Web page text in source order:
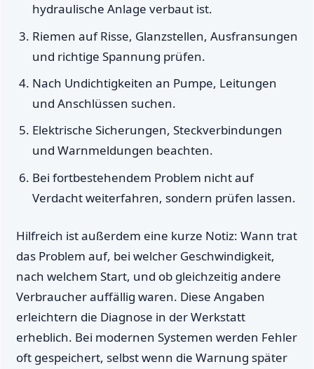
hydraulische Anlage verbaut ist.
Riemen auf Risse, Glanzstellen, Ausfransungen
und richtige Spannung prüfen.
Nach Undichtigkeiten an Pumpe, Leitungen
und Anschlüssen suchen.
Elektrische Sicherungen, Steckverbindungen
und Warnmeldungen beachten.
Bei fortbestehendem Problem nicht auf
Verdacht weiterfahren, sondern prüfen lassen.
Hilfreich ist außerdem eine kurze Notiz: Wann trat
das Problem auf, bei welcher Geschwindigkeit,
nach welchem Start, und ob gleichzeitig andere
Verbraucher auffällig waren. Diese Angaben
erleichtern die Diagnose in der Werkstatt
erheblich. Bei modernen Systemen werden Fehler
oft gespeichert, selbst wenn die Warnung später